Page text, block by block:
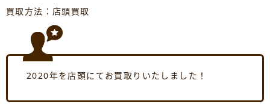
買取方法：店頭買取
2020年を店頭にてお買取りいたしました！